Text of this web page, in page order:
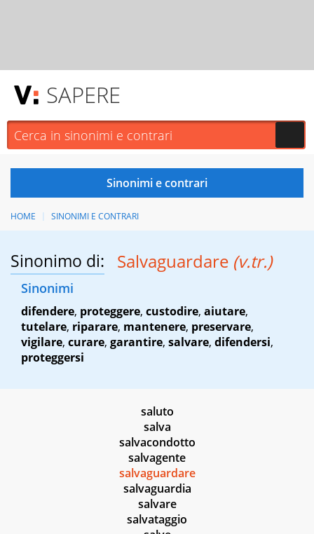
SAPERE
HOME SINONIMI E CONTRARI
Sinonimo di: Salvaguardare (v.tr.)
Sinonimi
difendere, proteggere, custodire, aiutare,
tutelare, riparare, mantenere, preservare,
vigilare, curare, garantire, salvare, difendersi,
proteggersi
saluto
salva
salvacondotto
salvagente
salvaguardare
salvaguardia
salvare
salvataggio